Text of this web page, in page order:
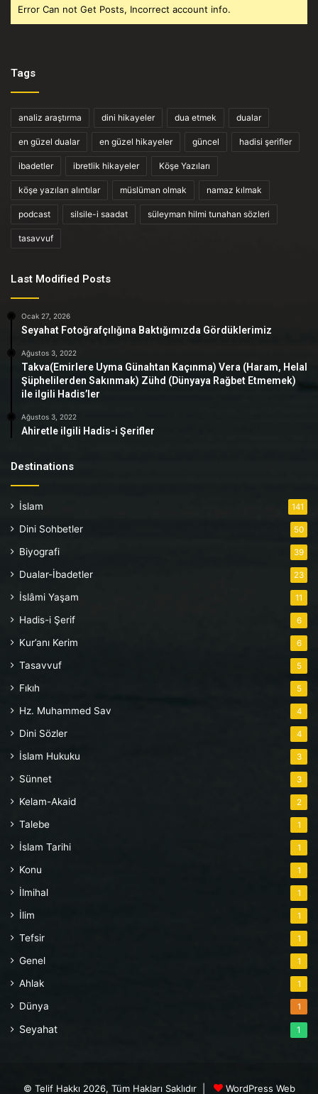
Error Can not Get Posts, Incorrect account info.
Tags
analiz araştırma dini hikayeler dua etmek dualar
en güzel dualar en güzel hikayeler güncel hadisi şerifler
ibadetler ibretlik hikayeler Köşe Yazıları
köşe yazıları alıntılar müslüman olmak namaz kılmak
podcast silsile-i saadat süleyman hilmi tunahan sözleri
tasavvuf
Last Modified Posts
Ocak 27, 2026
Seyahat Fotoğrafçılığına Baktığımızda Gördüklerimiz
Ağustos 3, 2022
Takva(Emirlere Uyma Günahtan Kaçınma) Vera (Haram, Helal
Şüphelilerden Sakınmak) Zühd (Dünyaya Rağbet Etmemek)
ile ilgili Hadis’ler
Ağustos 3, 2022
Ahiretle ilgili Hadis-i Şerifler
Destinations
İslam 141
Dini Sohbetler 50
Biyografi 39
Dualar-İbadetler 23
İslâmi Yaşam 11
Hadis-i Şerif 6
Kur’anı Kerim 6
Tasavvuf 5
Fıkıh 5
Hz. Muhammed Sav 4
Dini Sözler 4
İslam Hukuku 3
Sünnet 3
Kelam-Akaid 2
Talebe 1
İslam Tarihi 1
Konu 1
İlmihal 1
İlim 1
Tefsir 1
Genel 1
Ahlak 1
Dünya 1
Seyahat 1
© Telif Hakkı 2026, Tüm Hakları Saklıdır | WordPress Web